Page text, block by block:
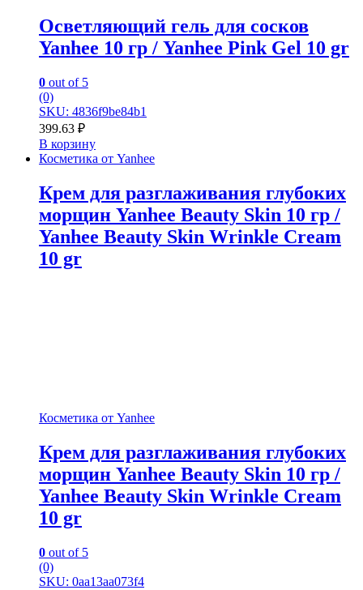
Осветляющий гель для сосков
Yanhee 10 гр / Yanhee Pink Gel 10 gr
0 out of 5
(0)
SKU: 4836f9be84b1
399.63 ₽
В корзину
Косметика от Yanhee
Крем для разглаживания глубоких
морщин Yanhee Beauty Skin 10 гр /
Yanhee Beauty Skin Wrinkle Cream
10 gr
Косметика от Yanhee
Крем для разглаживания глубоких
морщин Yanhee Beauty Skin 10 гр /
Yanhee Beauty Skin Wrinkle Cream
10 gr
0 out of 5
(0)
SKU: 0aa13aa073f4